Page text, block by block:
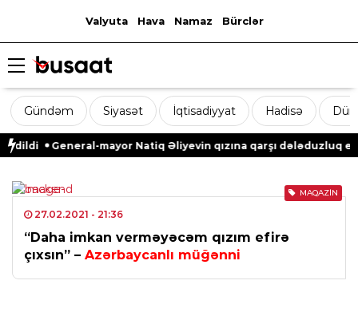
Valyuta Hava Namaz Bürclər
Gündəm Siyasət İqtisadiyyat Hadisə
General-mayor Natiq Əliyevin qızına qarşı dələduzluq
MAQAZIN
27.02.2021 - 21:36
“Daha imkan verməyəcəm qızım efirə
çıxsın” – Azərbaycanlı müğənni